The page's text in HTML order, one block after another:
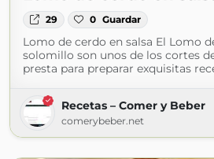
29 0 Guardar
Lomo de cerdo en salsa El Lomo
solomillo son unos de los cortes
presta para preparar exquisitas
Recetas – Comer y Beber
comerybeber.net